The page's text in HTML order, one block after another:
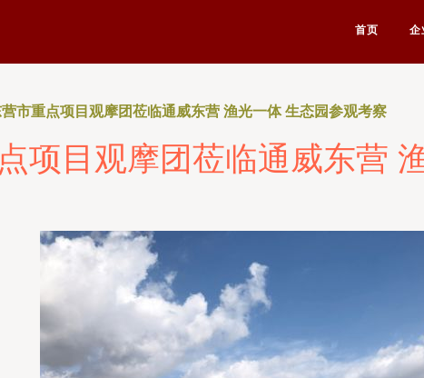
首页 企
市重点项目观摩团莅临通威东营 渔光一体 生态园参观考察
项目观摩团莅临通威东营